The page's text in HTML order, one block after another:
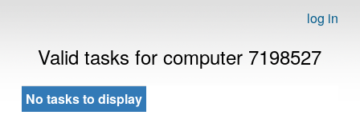
log in
Valid tasks for computer 7198527
No tasks to display